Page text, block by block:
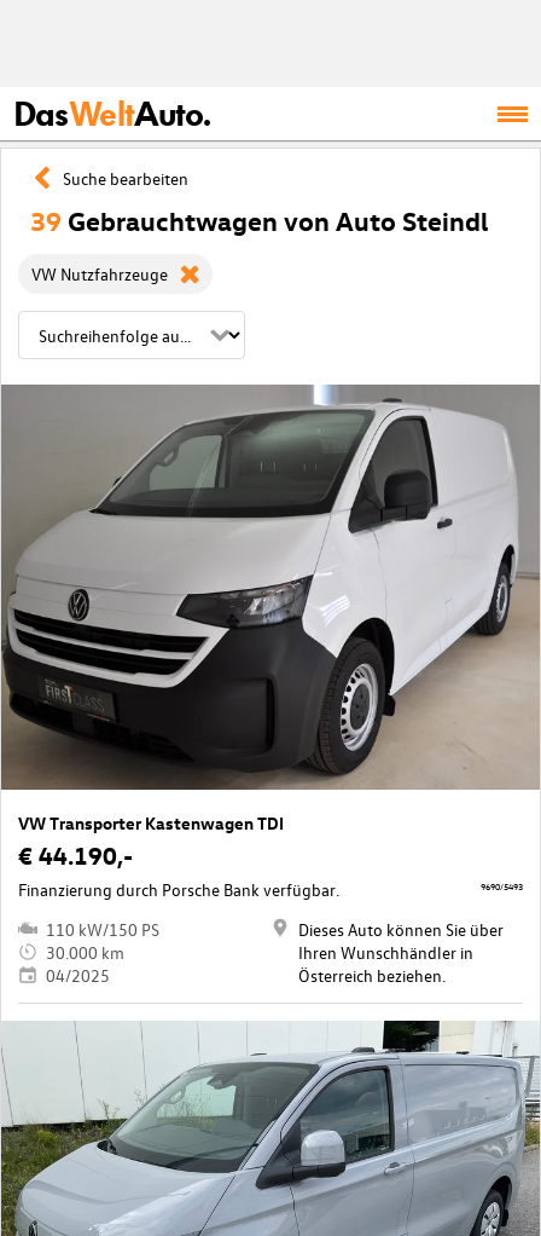
DasWeltAuto.
Suche bearbeiten
39 Gebrauchtwagen von Auto Steindl
VW Nutzfahrzeuge
VW Transporter Kastenwagen TDI
€ 44.190,-
Finanzierung durch Porsche Bank verfügbar.
110 kW/150 PS
30.000 km
04/2025
Dieses Auto können Sie über
Ihren Wunschhändler in
Österreich beziehen.
9690/5493